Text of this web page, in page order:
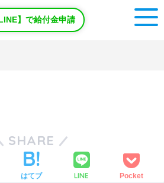
LINE】で給付金申請
SHARE
はてブ LINE Pocket